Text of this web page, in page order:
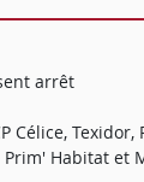
arrêt
Célice, Texidor,
Habitat et